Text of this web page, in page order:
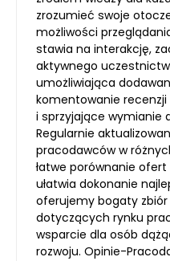
zrozumieć swoje
możliwości
stawia na interakcję,
aktywnego
umożliwiająca
komentowanie
i sprzyjające wymianie
Regularnie
pracodawców w
łatwe porównanie
ułatwia dokonanie
oferujemy bogaty zbiór
dotyczących rynku
wsparcie dla osób
rozwoju. Opinie-